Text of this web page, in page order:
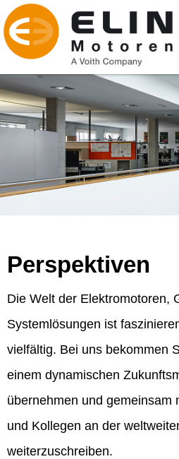
Perspektiven
Die Welt der Elektromotoren,
Systemlösungen ist
vielfältig. Bei uns bekommen
einem dynamischen
übernehmen und gemeinsam
und Kollegen an der
weiterzuschreiben.